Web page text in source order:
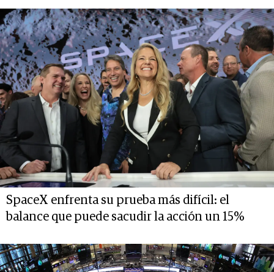
SpaceX enfrenta su prueba más difícil: el
balance que puede sacudir la acción un 15%